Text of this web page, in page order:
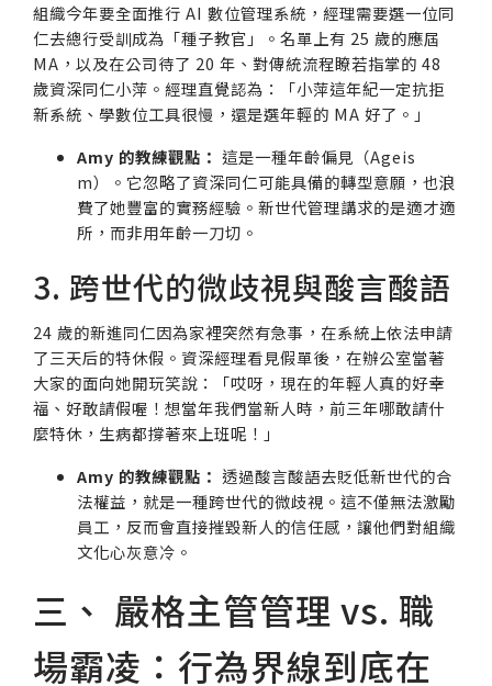
組織今年要全面推行 AI 數位管理系統，經理需要選一位同
仁去總行受訓成為「種子教官」。名單上有 25 歲的應屆
MA，以及在公司待了 20 年、對傳統流程瞭若指掌的 48
歲資深同仁小萍。經理直覺認為：「小萍這年紀一定抗拒
新系統、學數位工具很慢，還是選年輕的 MA 好了。」
Amy 的教練觀點： 這是一種年齡偏見（Ageis
m）。它忽略了資深同仁可能具備的轉型意願，也浪
費了她豐富的實務經驗。新世代管理講求的是適才適
所，而非用年齡一刀切。
3. 跨世代的微歧視與酸言酸語
24 歲的新進同仁因為家裡突然有急事，在系統上依法申請
了三天后的特休假。資深經理看見假單後，在辦公室當著
大家的面向她開玩笑說：「哎呀，現在的年輕人真的好幸
福、好敢請假喔！想當年我們當新人時，前三年哪敢請什
麼特休，生病都撐著來上班呢！」
Amy 的教練觀點： 透過酸言酸語去貶低新世代的合
法權益，就是一種跨世代的微歧視。這不僅無法激勵
員工，反而會直接摧毀新人的信任感，讓他們對組織
文化心灰意冷。
三、 嚴格主管管理 vs. 職
場霸凌：行為界線到底在